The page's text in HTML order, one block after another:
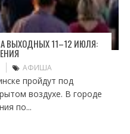
ВЫХОДНЫХ 11–12 ИЮЛЯ:
АФИША
пройдут под
воздухе. В городе
по...